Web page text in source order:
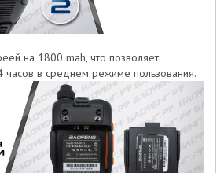
на 1800 mah, что позволяет
часов в среднем режиме пользования.